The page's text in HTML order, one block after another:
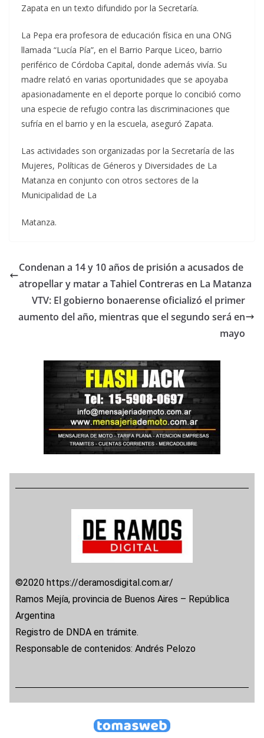
Zapata en un texto difundido por la Secretaría.
La Pepa era profesora de educación física en una ONG
llamada “Lucía Pía”, en el Barrio Parque Liceo, barrio
periférico de Córdoba Capital, donde además vivía. Su
madre relató en varias oportunidades que se apoyaba
apasionadamente en el deporte porque lo concibió como
una especie de refugio contra las discriminaciones que
sufría en el barrio y en la escuela, aseguró Zapata.
Las actividades son organizadas por la Secretaría de las
Mujeres, Políticas de Géneros y Diversidades de La
Matanza en conjunto con otros sectores de la
Municipalidad de La
Matanza.
Condenan a 14 y 10 años de prisión a acusados de
atropellar y matar a Tahiel Contreras en La Matanza
VTV: El gobierno bonaerense oficializó el primer
aumento del año, mientras que el segundo será en
mayo
©2020 https://deramosdigital.com.ar/
Ramos Mejía, provincia de Buenos Aires – República
Argentina
Registro de DNDA en trámite.
Responsable de contenidos: Andrés Pelozo